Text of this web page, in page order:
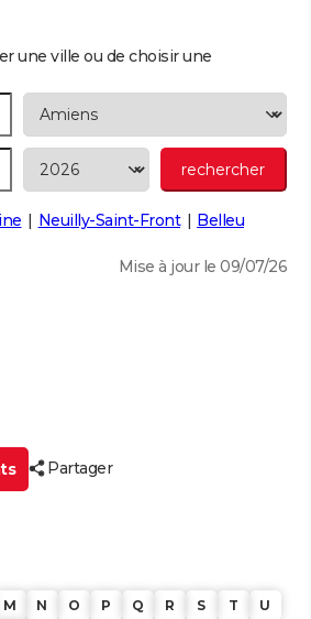
une ville ou de choisir une
Neuilly-Saint-Front Belleu
Mise à jour le 09/07/26
Partager
M N O P Q R S T
U